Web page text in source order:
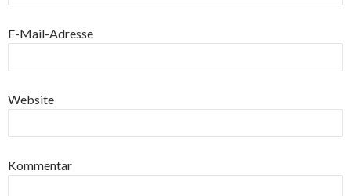
E-Mail-Adresse
Website
Kommentar